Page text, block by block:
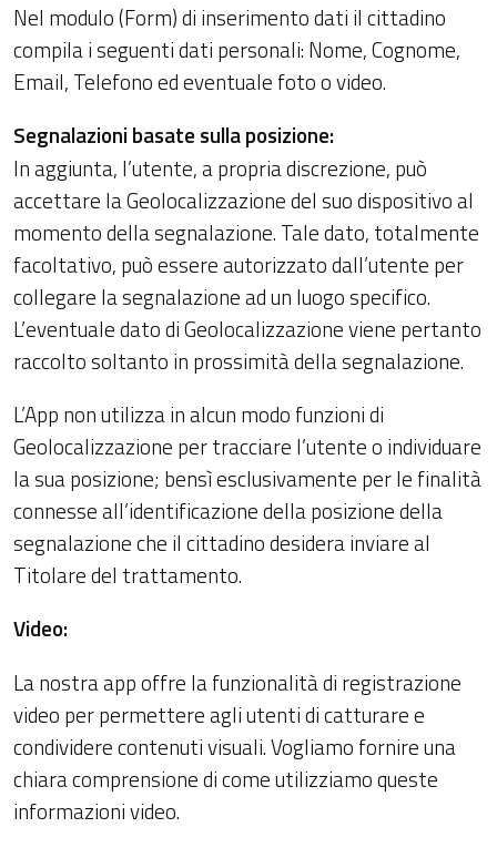
Nel modulo (Form) di inserimento dati il cittadino
compila i seguenti dati personali: Nome, Cognome,
Email, Telefono ed eventuale foto o video.
Segnalazioni basate sulla posizione:
In aggiunta, l’utente, a propria discrezione, può
accettare la Geolocalizzazione del suo dispositivo al
momento della segnalazione. Tale dato, totalmente
facoltativo, può essere autorizzato dall’utente per
collegare la segnalazione ad un luogo specifico.
L’eventuale dato di Geolocalizzazione viene pertanto
raccolto soltanto in prossimità della segnalazione.
L’App non utilizza in alcun modo funzioni di
Geolocalizzazione per tracciare l’utente o individuare
la sua posizione; bensì esclusivamente per le finalità
connesse all’identificazione della posizione della
segnalazione che il cittadino desidera inviare al
Titolare del trattamento.
Video:
La nostra app offre la funzionalità di registrazione
video per permettere agli utenti di catturare e
condividere contenuti visuali. Vogliamo fornire una
chiara comprensione di come utilizziamo queste
informazioni video.